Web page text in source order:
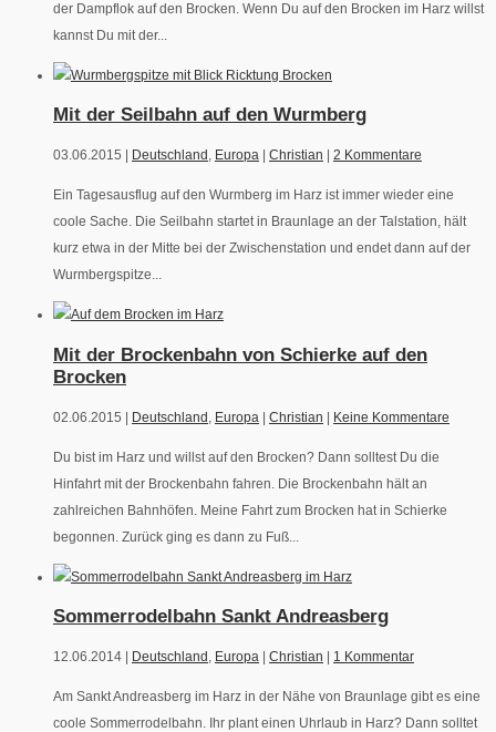
der Dampflok auf den Brocken. Wenn Du auf den Brocken im Harz willst
kannst Du mit der...
Mit der Seilbahn auf den Wurmberg
03.06.2015 | Deutschland , Europa Christian 2 Kommentare
Ein Tagesausflug auf den Wurmberg im Harz ist immer wieder eine
coole Sache. Die Seilbahn startet in Braunlage an der Talstation, hält
kurz etwa in der Mitte bei der Zwischenstation und endet dann auf der
Wurmbergspitze...
Mit der Brockenbahn von Schierke auf den
Brocken
02.06.2015 | Deutschland Europa | Christian | Keine Kommentare
Du bist im Harz und willst auf den Brocken? Dann solltest Du die
Hinfahrt mit der Brockenbahn fahren. Die Brockenbahn hält an
zahlreichen Bahnhöfen. Meine Fahrt zum Brocken hat in Schierke
begonnen. Zurück ging es dann zu Fuß...
Sommerrodelbahn Sankt Andreasberg
12.06.2014 | Deutschland , Europa Christian 1 Kommentar
Am Sankt Andreasberg im Harz in der Nähe von Braunlage gibt es eine
coole Sommerrodelbahn. Ihr plant einen Uhrlaub in Harz? Dann solltet